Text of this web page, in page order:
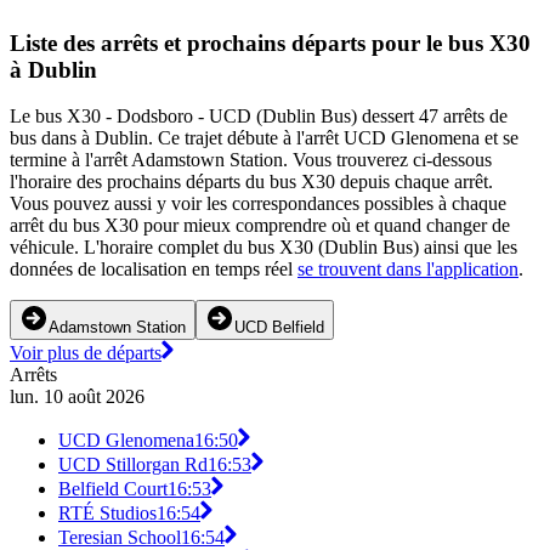
Liste des arrêts et prochains départs pour le bus X30
à Dublin
Le bus X30 - Dodsboro - UCD (Dublin Bus) dessert 47 arrêts de
bus dans à Dublin. Ce trajet débute à l'arrêt UCD Glenomena et se
termine à l'arrêt Adamstown Station. Vous trouverez ci-dessous
l'horaire des prochains départs du bus X30 depuis chaque arrêt.
Vous pouvez aussi y voir les correspondances possibles à chaque
arrêt du bus X30 pour mieux comprendre où et quand changer de
véhicule. L'horaire complet du bus X30 (Dublin Bus) ainsi que les
données de localisation en temps réel se trouvent dans l'application.
Adamstown Station UCD Belfield
Voir plus de départs
Arrêts
lun. 10 août 2026
UCD Glenomena16:50
UCD Stillorgan Rd16:53
Belfield Court16:53
RTÉ Studios16:54
Teresian School16:54